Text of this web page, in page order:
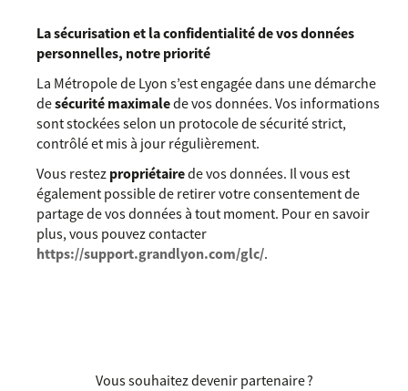
La sécurisation et la confidentialité de vos données
personnelles, notre priorité
La Métropole de Lyon s’est engagée dans une démarche
desécurité maximalede vos données. Vos informations
sont stockées selon un protocole de sécurité strict,
contrôlé et mis à jour régulièrement.
Vous restez propriétairede vos données. Il vous est
également possible de retirer votre consentement de
partage de vos données à tout moment. Pour en savoir
plus, vous pouvez contacter
https://support.grandlyon.com/glc/.
Vous souhaitez devenir partenaire ?